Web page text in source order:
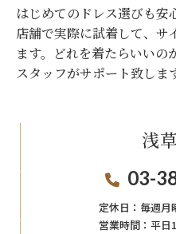
はじめてのドレス選びも安
店舗で実際に試着して、サ
ます。
どれを着たらいいの
スタッフがサポート致します
浅
03-
定休日： 毎週月
営業時間： 平日